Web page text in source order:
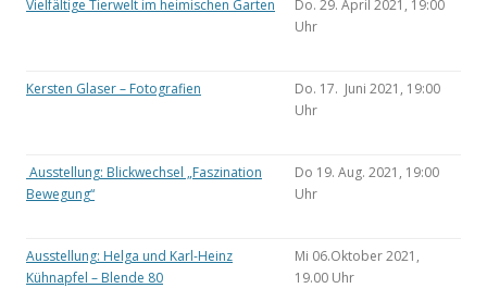
Vielfältige Tierwelt im heimischen Garten
Do. 29. April 2021, 19:00
Uhr
Kersten Glaser – Fotografien
Do. 17. Juni 2021, 19:00
Uhr
Ausstellung: Blickwechsel „Faszination
Bewegung“
Do 19. Aug. 2021, 19:00
Uhr
Ausstellung: Helga und Karl-Heinz
Kühnapfel – Blende 80
Mi 06.Oktober 2021,
19.00 Uhr